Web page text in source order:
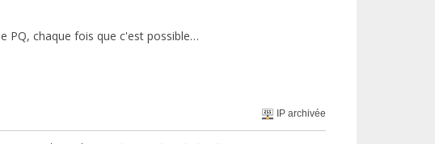
PQ, chaque fois que c'est possible…
IP archivée